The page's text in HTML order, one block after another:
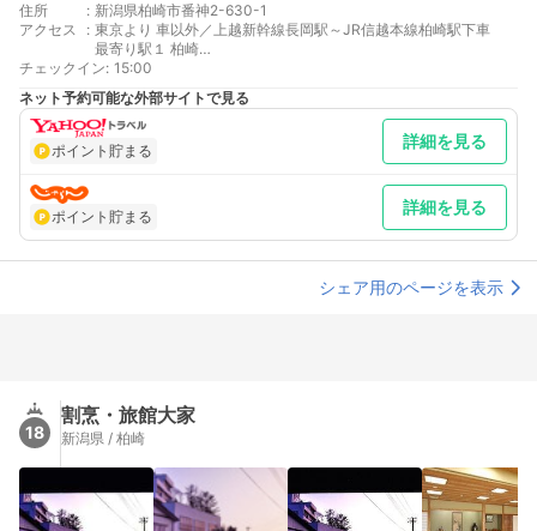
住所 : 新潟県柏崎市番神2-630-1
アクセス
: 東京より 車以外／上越新幹線長岡駅～JR信越本線柏崎駅下車
最寄り駅１ 柏崎
最寄り駅２ 鯨波
チェックイン: 15:00
ネット予約可能な外部サイトで見る
ポイント貯まる 詳細を見る
ポイント貯まる 詳細を見る
シェア用のページを表示
18
割烹・旅館大家
新潟県 / 柏崎